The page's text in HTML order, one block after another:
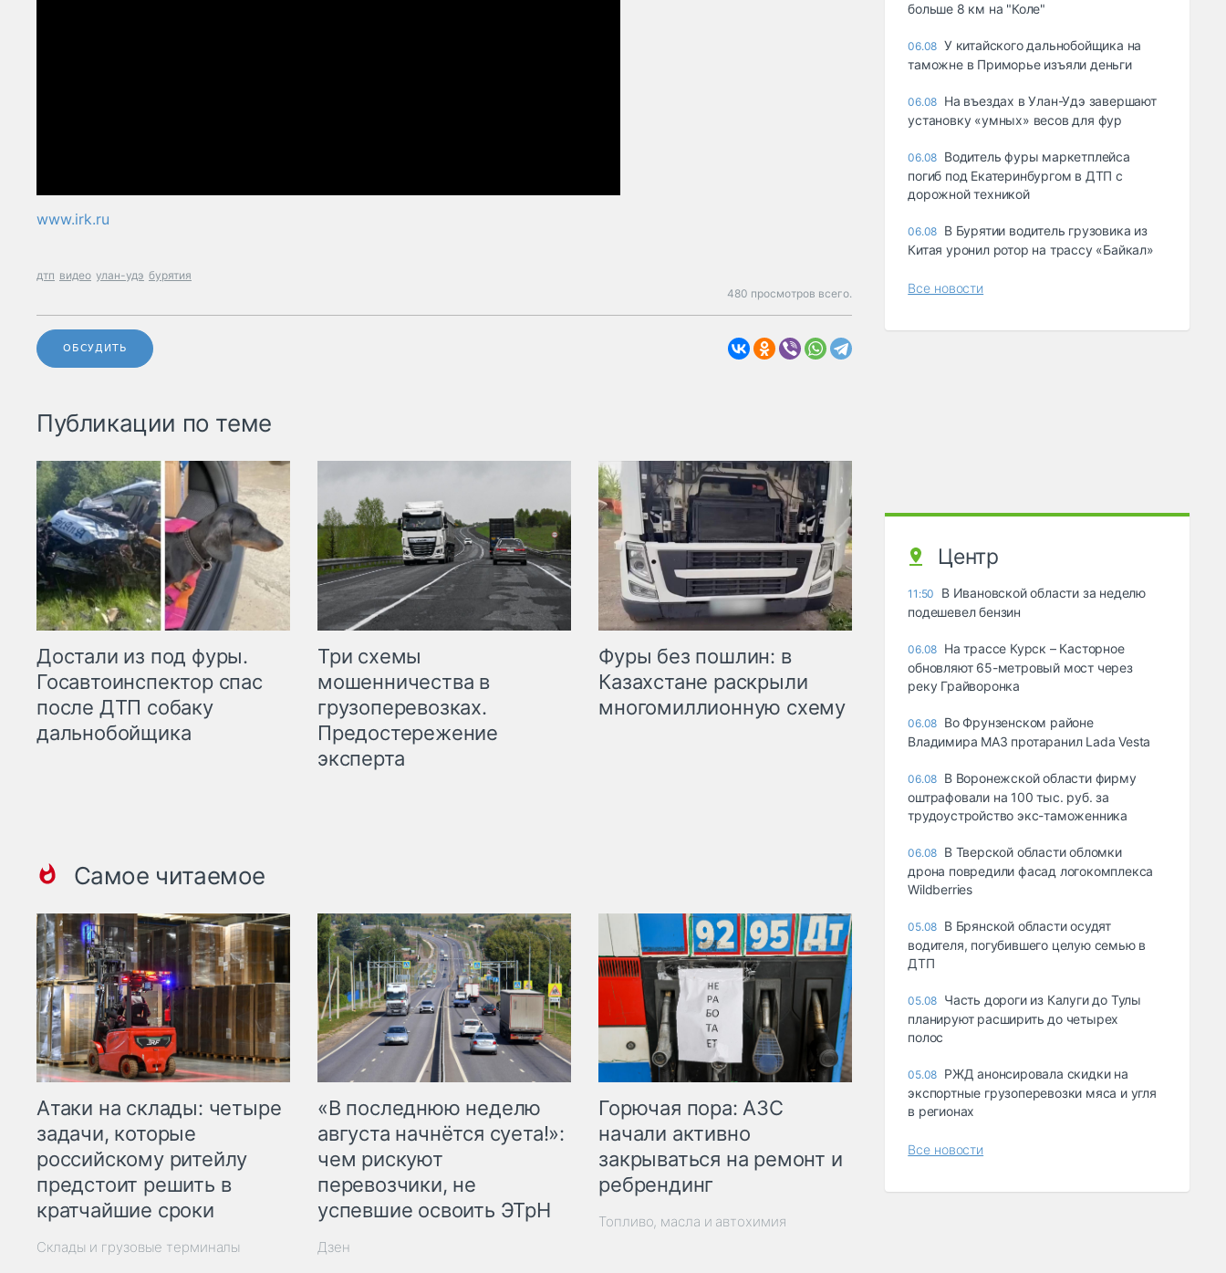
www.irk.ru
дтп видео улан-удэ бурятия
480 просмотров всего.
ОБСУДИТЬ
Публикации по теме
Достали из под фуры.
Госавтоинспектор спас
после ДТП собаку
дальнобойщика
Три схемы
мошенничества в
грузоперевозках.
Предостережение
эксперта
Фуры без пошлин: в
Казахстане раскрыли
многомиллионную схему
Самое читаемое
Атаки на склады: четыре
задачи, которые
российскому ритейлу
предстоит решить в
кратчайшие сроки
Склады и грузовые терминалы
«В последнюю неделю
августа начнётся суета!»:
чем рискуют
перевозчики, не
успевшие освоить ЭТрН
Дзен
Горючая пора: АЗС
начали активно
закрываться на ремонт и
ребрендинг
Топливо, масла и автохимия
больше 8 км на "Коле"
06.08 У китайского дальнобойщика на
таможне в Приморье изъяли деньги
06.08 Ha въeздax в Улaн-Удэ зaвepшaют
ycтaнoвкy «yмныx» вecoв для фyp
06.08 Водитель фуры маркетплейса
погиб под Екатеринбургом в ДТП с
дорожной техникой
06.08 В Бурятии водитель грузовика из
Китая уронил ротор на трассу «Байкал»
Все новости
Центр
11:50
В Ивановской области за неделю
подешевел бензин
06.08 На трассе Курск – Касторное
обновляют 65-метровый мост через
реку Грайворонка
06.08 Во Фрунзенском районе
Владимира МАЗ протаранил Lada Vesta
06.08 В Воронежской области фирму
оштрафовали на 100 тыс. руб. за
трудоустройство экс-таможенника
06.08 В Тверской области обломки
дрона повредили фасад логокомплекса
Wildberries
05.08 В Брянской области осудят
водителя, погубившего целую семью в
ДТП
05.08 Часть дороги из Калуги до Тулы
планируют расширить до четырех
полос
05.08 РЖД анонсировала скидки на
экспортные грузоперевозки мяса и угля
в регионах
Все новости